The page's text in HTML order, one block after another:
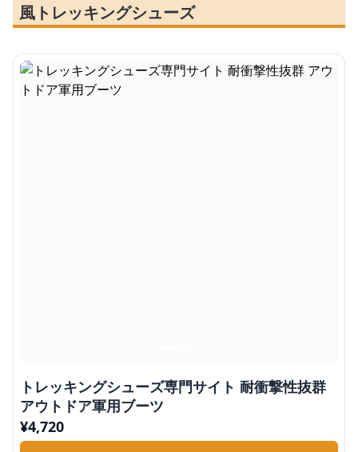
風トレッキングシューズ
トレッキングシューズ専門サイト 耐衝撃性抜群
アウトドア軍用ブーツ
¥4,720